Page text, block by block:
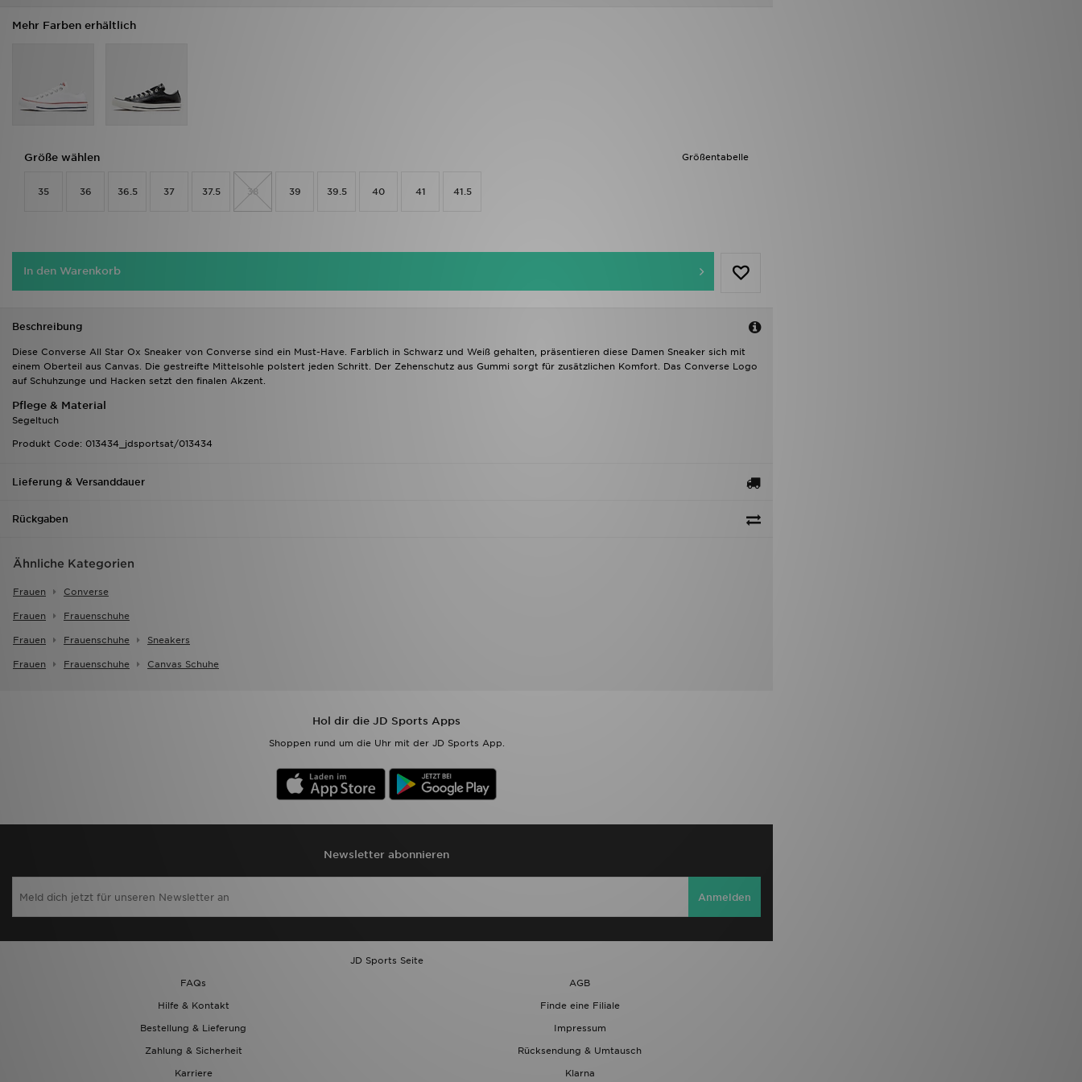
Mehr Farben erhältlich
Größentabelle
Größe wählen
35 36 36.5 37 37.5 38 39 39.5 40 41 41.5
In den Warenkorb
Beschreibung
Diese Converse All Star Ox Sneaker von Converse sind ein Must-Have. Farblich in Schwarz und Weiß gehalten, präsentieren diese Damen Sneaker sich mit
einem Oberteil aus Canvas. Die gestreifte Mittelsohle polstert jeden Schritt. Der Zehenschutz aus Gummi sorgt für zusätzlichen Komfort. Das Converse Logo
auf Schuhzunge und Hacken setzt den finalen Akzent.
Pflege & Material
Segeltuch
Produkt Code: 013434_jdsportsat/013434
Lieferung & Versanddauer
Rückgaben
Ähnliche Kategorien
Frauen Converse
Frauen Frauenschuhe
Frauen Frauenschuhe Sneakers
Frauen Frauenschuhe Canvas Schuhe
Hol dir die JD Sports Apps
Shoppen rund um die Uhr mit der JD Sports App.
Newsletter abonnieren
Anmelden
JD Sports Seite
FAQs
AGB
Hilfe & Kontakt
Finde eine Filiale
Bestellung & Lieferung
Impressum
Zahlung & Sicherheit
Rücksendung & Umtausch
Karriere
Klarna